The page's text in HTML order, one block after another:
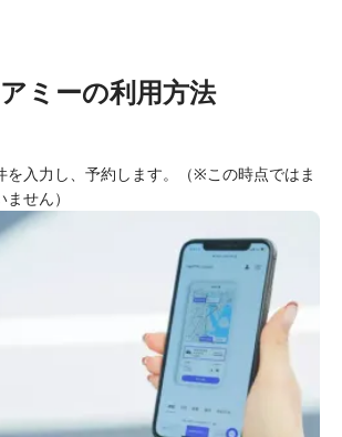
ミーの利用方法
を入力し、予約します。（※この時点ではま
せん）